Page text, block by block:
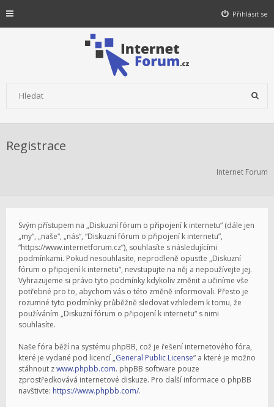
Přihlásit se
Registrace
Internet Forum
Svým přístupem na „Diskuzní fórum o připojení k internetu“ (dále jen
„my“, „naše“, „nás“, “Diskuzní fórum o připojení k internetu”,
“https://www.internetforum.cz”), souhlasíte s následujícími
podmínkami. Pokud nesouhlasíte, neprodleně opusťte „Diskuzní
fórum o připojení k internetu“, nevstupujte na něj a nepoužívejte jej.
Vyhrazujeme si právo tyto podmínky kdykoliv změnit a učiníme vše
potřebné pro to, abychom vás o této změně informovali. Přesto je
rozumné tyto podmínky průběžně sledovat vzhledem k tomu, že
používáním „Diskuzní fórum o připojení k internetu“ s nimi
souhlasíte.
Naše fóra běží na systému phpBB, což je řešení internetového fóra,
které je vydané pod licencí „General Public License“ a které je možno
stáhnout zwww.phpbb.com. phpBB software pouze
zprostředkovává internetové diskuze. Pro další informace o phpBB
navštivte: https://www.phpbb.com/.